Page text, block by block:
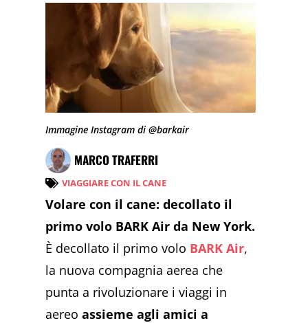
Immagine Instagram di @barkair
MARCO TRAFERRI
VIAGGIARE CON IL CANE
Volare con il cane: decollato il
primo volo BARK Air da New York.
È decollato il primo volo BARK Air,
la nuova compagnia aerea che
punta a rivoluzionare i viaggi in
aereoassieme agli amici a